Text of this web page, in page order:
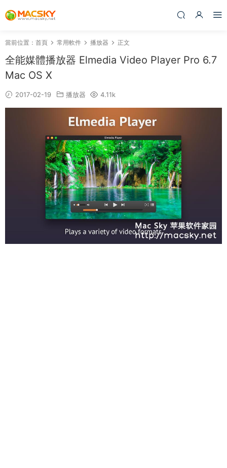
當前位置： 首頁 常用軟件 播放器 正文
全能媒體播放器 Elmedia Video Player Pro 6.7
Mac OS X
2017-02-19 播放器 4.11k